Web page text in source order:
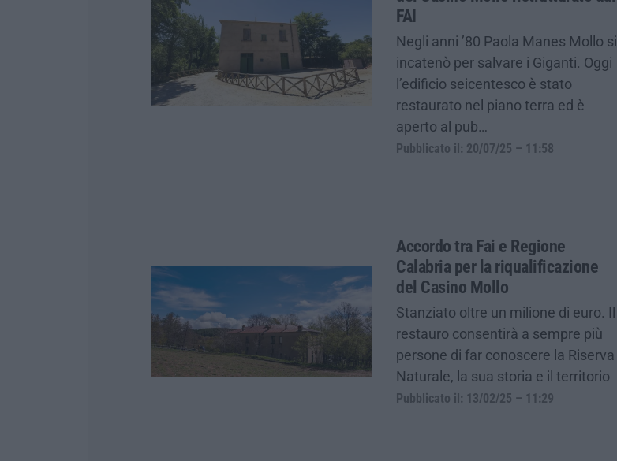
FAI
Negli anni ’80 Paola Manes Mollo si
incatenò per salvare i Giganti. Oggi
l’edificio seicentesco è stato
restaurato nel piano terra ed è
aperto al pub…
Pubblicato il: 20/07/25 – 11:58
Accordo tra Fai e Regione
Calabria per la riqualificazione
del Casino Mollo
Stanziato oltre un milione di euro. Il
restauro consentirà a sempre più
persone di far conoscere la Riserva
Naturale, la sua storia e il territorio
Pubblicato il: 13/02/25 – 11:29